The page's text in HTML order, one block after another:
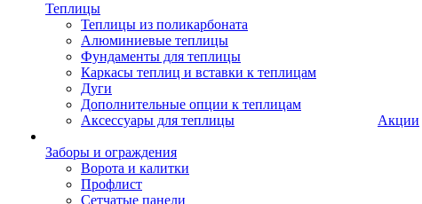
Теплицы
Теплицы из поликарбоната
Алюминиевые теплицы
Фундаменты для теплицы
Каркасы теплиц и вставки к теплицам
Дуги
Дополнительные опции к теплицам
Аксессуары для теплицы
Заборы и ограждения
Ворота и калитки
Профлист
Сетчатые панели
Акции